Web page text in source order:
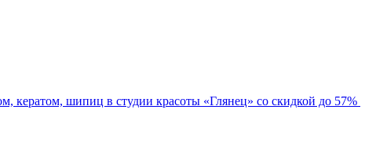
кератом, шипиц в студии красоты «Глянец» со скидкой до 57%